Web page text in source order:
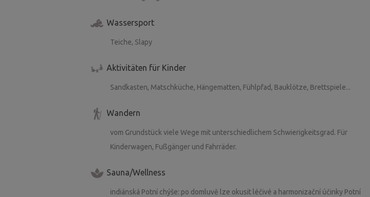
Wassersport
Teiche, Slapy
Aktivitäten für Kinder
Sandkasten, Matschküche, Hängematten, Fühlpfad, Bauklötze, Brettspiele...
Wandern
vom Grundstück viele Wege mit unterschiedlichem Schwierigkeitsgrad. Für
Kinderwagen, Fußgänger und Fahrräder.
Sauna/Wellness
indiánská Potní chýše: po domluvě lze okusit léčivé a harmonizační účinky Potní